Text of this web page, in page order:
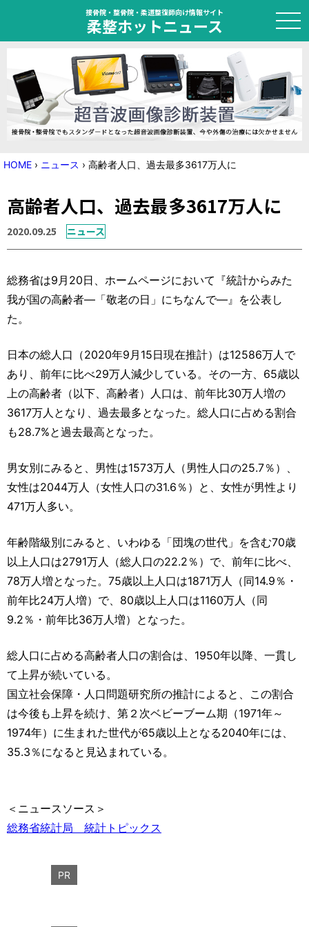
接骨院・整骨院・柔道整復師向け情報サイト
柔整ホットニュース
HOME
トピック
ニュース
国家試験対策
学会・セミナー情報
プライバシーポリシー サイトマップ
運営元
HOME › ニュース › 高齢者人口、過去最多3617万人に
高齢者人口、過去最多3617万人に
2020.09.25 ニュース
総務省は9月20日、ホームページにおいて『統計からみた
我が国の高齢者―「敬老の日」にちなんで―』を公表し
た。
日本の総人口（2020年9月15日現在推計）は12586万人で
あり、前年に比べ29万人減少している。その一方、65歳以
上の高齢者（以下、高齢者）人口は、前年比30万人増の
3617万人となり、過去最多となった。総人口に占める割合
も28.7%と過去最高となった。
男女別にみると、男性は1573万人（男性人口の25.7％）、
女性は2044万人（女性人口の31.6％）と、女性が男性より
471万人多い。
年齢階級別にみると、いわゆる「団塊の世代」を含む70歳
以上人口は2791万人（総人口の22.2％）で、前年に比べ、
78万人増となった。75歳以上人口は1871万人（同14.9％・
前年比24万人増）で、80歳以上人口は1160万人（同
9.2％・前年比36万人増）となった。
総人口に占める高齢者人口の割合は、1950年以降、一貫し
て上昇が続いている。
国立社会保障・人口問題研究所の推計によると、この割合
は今後も上昇を続け、第２次ベビーブーム期（1971年～
1974年）に生まれた世代が65歳以上となる2040年には、
35.3％になると見込まれている。
＜ニュースソース＞
総務省統計局 統計トピックス
PR